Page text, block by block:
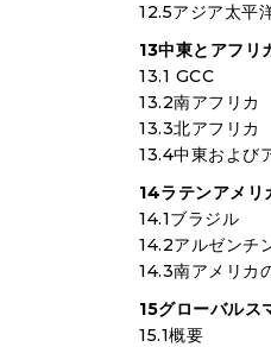
12.5アジア太平
13中東とアフリ
13.1 GCC
13.2南アフリカ
13.3北アフリカ
13.4中東および
14ラテンアメリ
14.1ブラジル
14.2アルゼンチ
14.3南アメリカ
15グローバルス
15.1概要